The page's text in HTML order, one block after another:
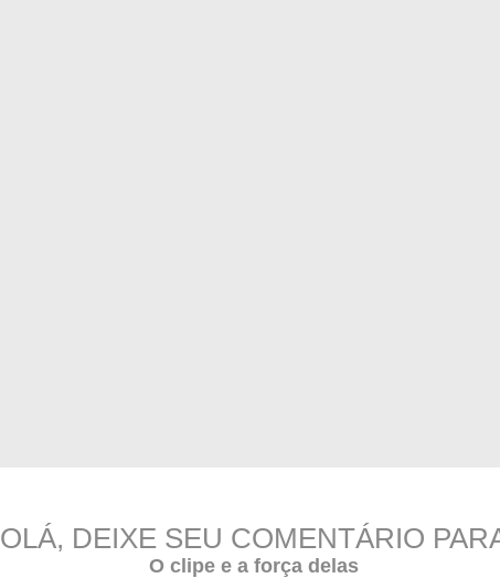
OLÁ, DEIXE SEU COMENTÁRIO
O clipe e a força delas